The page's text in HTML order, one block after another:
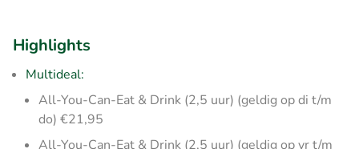
Highlights
Multideal:
All-You-Can-Eat & Drink (2,5 uur) (geldig op di t/m
do) €21,95
All-You-Can-Eat & Drink (2,5 uur) (geldig op vr t/m